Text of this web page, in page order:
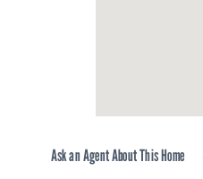
Ask an Agent About This Home